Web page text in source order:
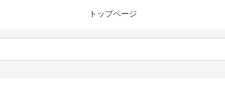
トップページ